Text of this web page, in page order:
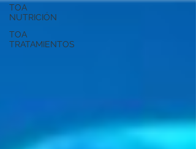
TOA
NUTRICIÓN
TOA
TRATAMIENTOS